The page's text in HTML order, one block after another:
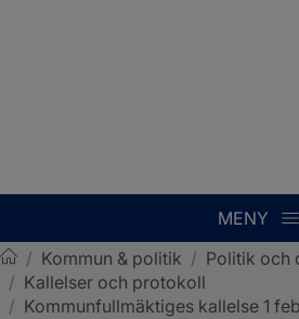
MENY
Sotenäs kommun
/ Kommun & politik / Politik och
/ Kallelser och protokoll
/ Kommunfullmäktiges kallelse 1